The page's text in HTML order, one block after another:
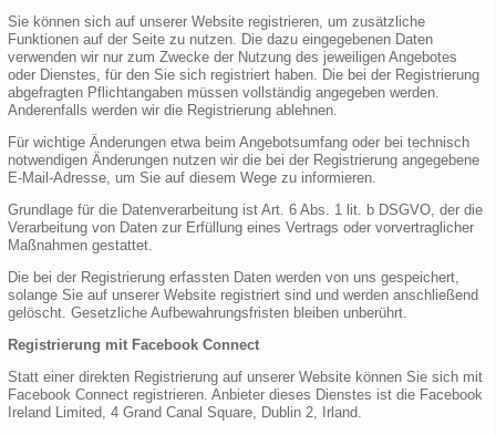
Sie können sich auf unserer Website registrieren, um zusätzliche
Funktionen auf der Seite zu nutzen. Die dazu eingegebenen Daten
verwenden wir nur zum Zwecke der Nutzung des jeweiligen Angebotes
oder Dienstes, für den Sie sich registriert haben. Die bei der Registrierung
abgefragten Pflichtangaben müssen vollständig angegeben werden.
Anderenfalls werden wir die Registrierung ablehnen.
Für wichtige Änderungen etwa beim Angebotsumfang oder bei technisch
notwendigen Änderungen nutzen wir die bei der Registrierung angegebene
E-Mail-Adresse, um Sie auf diesem Wege zu informieren.
Grundlage für die Datenverarbeitung ist Art. 6 Abs. 1 lit. b DSGVO, der die
Verarbeitung von Daten zur Erfüllung eines Vertrags oder vorvertraglicher
Maßnahmen gestattet.
Die bei der Registrierung erfassten Daten werden von uns gespeichert,
solange Sie auf unserer Website registriert sind und werden anschließend
gelöscht. Gesetzliche Aufbewahrungsfristen bleiben unberührt.
Registrierung mit Facebook Connect
Statt einer direkten Registrierung auf unserer Website können Sie sich mit
Facebook Connect registrieren. Anbieter dieses Dienstes ist die Facebook
Ireland Limited, 4 Grand Canal Square, Dublin 2, Irland.